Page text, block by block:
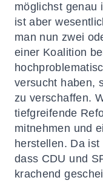
möglichst genau
ist aber
man nun zwei
einer Koalition
versucht haben,
zu verschaffen.
tiefgreifende
mitnehmen und
herstellen. Da
dass CDU und
krachend